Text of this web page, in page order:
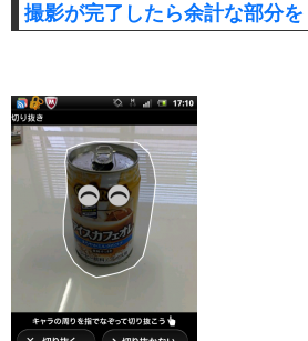
撮影が完了したら余計な部分